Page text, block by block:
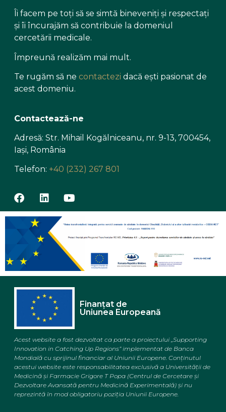
Îi facem pe toți să se simtă bineveniți și respectați
și îi încurajăm să contribuie la domeniul
cercetării medicale.
Împreună realizăm mai mult.
Te rugăm să ne contactezi dacă ești pasionat de
acest domeniu.
Contactează-ne
Adresă: Str. Mihail Kogălniceanu, nr. 9-13, 700454,
Iași, România
Telefon: +40 (232) 267 801
Finanțat de
Uniunea Europeană
Acest website a fost dezvoltat ca parte a proiectului „Supporting
Innovation in Catching Up Regions” implementat de Banca
Mondială cu sprijinul financiar al Uniunii Europene. Conținutul
acestui website este responsabilitatea exclusivă a Universității de
Medicină și Farmacie Grigore T Popa (Centrul de Cercetare și
Dezvoltare Avansată pentru Medicină Experimentală)și nu
reprezintă în mod obligatoriu poziția Uniunii Europene.